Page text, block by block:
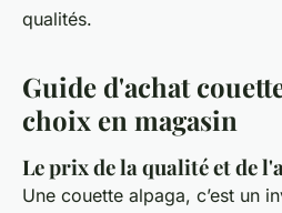
qualités.
Guide d'achat
choix en magasin
Le prix de la qualité et de
Une couette alpaga, c’est un